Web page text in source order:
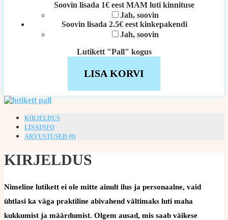
Soovin lisada 1€ eest MAM luti kinnituse
Jah, soovin
Soovin lisada 2.5€ eest kinkepakendi
Jah, soovin
Lutikett "Pall" kogus
LISA KORVI
KIRJELDUS
LISAINFO
ARVUSTUSED (0)
KIRJELDUS
Nimeline lutikett ei ole mitte ainult ilus ja personaalne, vaid
ühtlasi ka väga praktiline abivahend vältimaks luti maha
kukkumist ja määrdumist. Olgem ausad, mis saab väikese